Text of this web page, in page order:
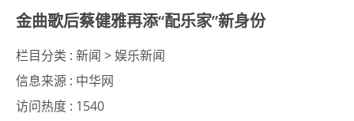
金曲歌后蔡健雅再添“配乐家”新身份
栏目分类 : 新闻 > 娱乐新闻
信息来源 : 中华网
访问热度 : 1540